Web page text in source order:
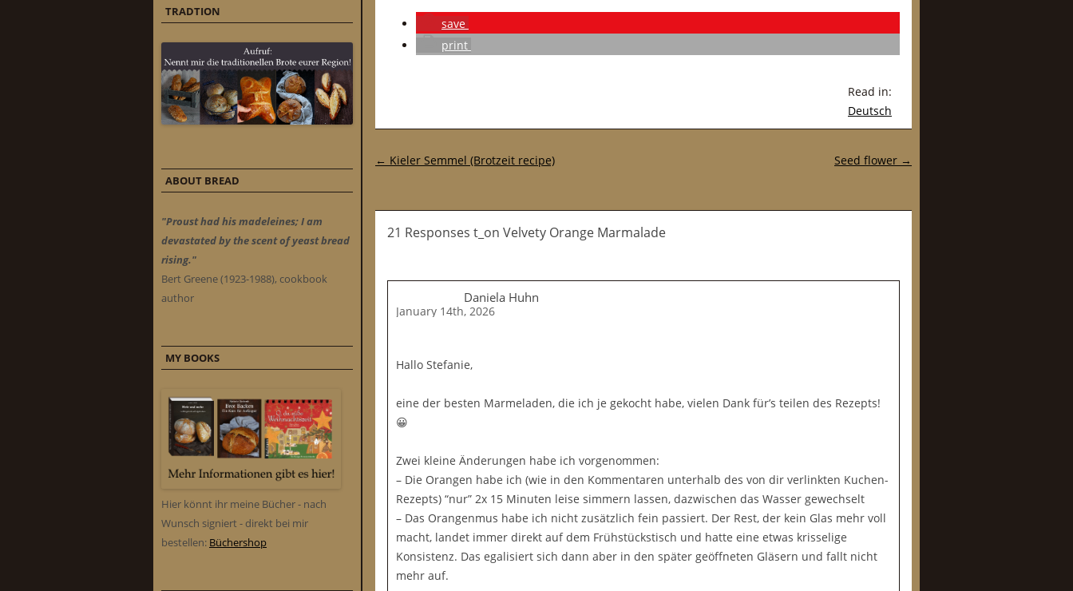
save
print
Read in:
Deutsch
Post navigation
← Kieler Semmel (Brotzeit recipe) Seed flower →
21 Responses t_on Velvety Orange Marmalade
Daniela Huhn
January 14th, 2026
Hallo Stefanie,
eine der besten Marmeladen, die ich je gekocht habe, vielen Dank für’s teilen des Rezepts!
😀
Zwei kleine Änderungen habe ich vorgenommen:
– Die Orangen habe ich (wie in den Kommentaren unterhalb des von dir verlinkten Kuchen-
Rezepts) “nur” 2x 15 Minuten leise simmern lassen, dazwischen das Wasser gewechselt
– Das Orangenmus habe ich nicht zusätzlich fein passiert. Der Rest, der kein Glas mehr voll
macht, landet immer direkt auf dem Frühstückstisch und hatte eine etwas krisselige
Konsistenz. Das egalisiert sich dann aber in den später geöffneten Gläsern und fallt nicht
mehr auf.
TRADTION
ABOUT BREAD
"Proust had his madeleines; I am
devastated by the scent of yeast bread
rising."
Bert Greene (1923-1988), cookbook
author
MY BOOKS
Hier könnt ihr meine Bücher - nach
Wunsch signiert - direkt bei mir
bestellen: Büchershop